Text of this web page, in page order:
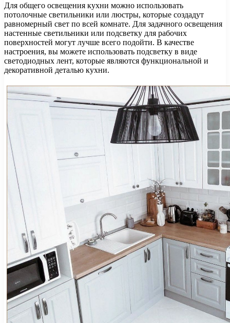
Для общего освещения кухни можно использовать
потолочные светильники или люстры, которые создадут
равномерный свет по всей комнате. Для задачного освещения
настенные светильники или подсветку для рабочих
поверхностей могут лучше всего подойти. В качестве
настроения, вы можете использовать подсветку в виде
светодиодных лент, которые являются функциональной и
декоративной деталью кухни.